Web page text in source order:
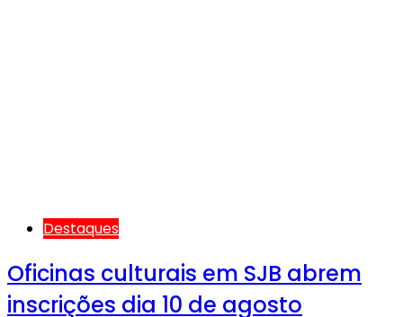
Destaques
Oficinas culturais em SJB abrem
inscrições dia 10 de agosto